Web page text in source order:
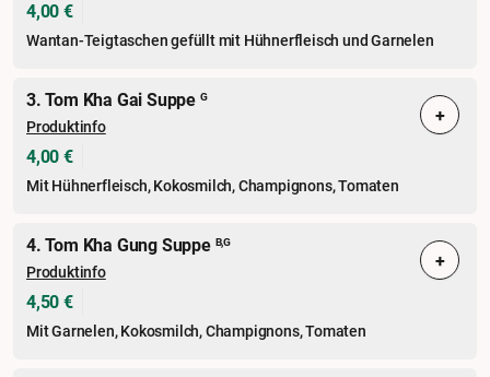
4,00 €
Wantan-Teigtaschen gefüllt mit Hühnerfleisch und Garnelen
3. Tom Kha Gai Suppe G
Produktinfo
4,00 €
Mit Hühnerfleisch, Kokosmilch, Champignons, Tomaten
+
4. Tom Kha Gung Suppe B,G
Produktinfo
4,50 €
Mit Garnelen, Kokosmilch, Champignons, Tomaten
+